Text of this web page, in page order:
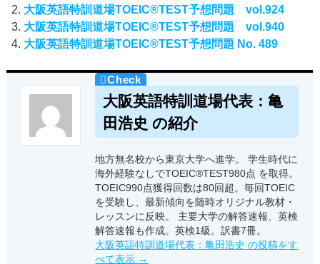
大阪英語特訓道場TOEIC®TEST予想問題 vol.924
大阪英語特訓道場TOEIC®TEST予想問題 vol.940
大阪英語特訓道場TOEIC®TEST予想問題 No. 489
大阪英語特訓道場代表：亀
田浩史 の紹介
地方無名校から東京大学へ進学。 学生時代に
海外経験なしでTOEIC®TEST980点 を取得。
TOEIC990点獲得回数は80回超。毎回TOEIC
を受験し、最新傾向を随時オリジナル教材・
レッスンに反映。 主要大学の解答速報、英検
解答速報も作成。英検1級。訳書7冊。
大阪英語特訓道場代表：亀田浩史 の投稿をす
べて表示 →